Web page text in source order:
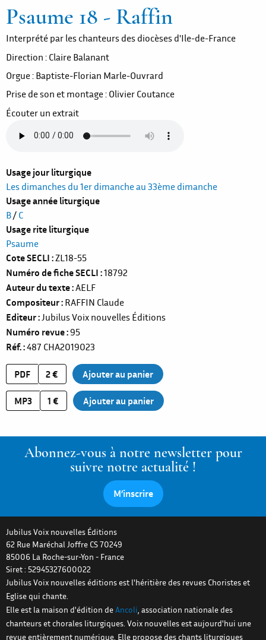
Psaume 18 - Raffin
Interprété par les chanteurs des diocèses d'Ile-de-France
Direction : Claire Balanant
Orgue : Baptiste-Florian Marle-Ouvrard
Prise de son et montage : Olivier Coutance
Écouter un extrait
Usage jour liturgique
Les dimanches du 1er dimanche au 33ème dimanche
Usage année liturgique
B/ C
Usage rite liturgique
Psaume
Cote SECLI ZL18-55
Numéro de fiche SECLI 18792
Auteur du texte AELF
Compositeur RAFFIN Claude
Editeur Jubilus Voix nouvelles Éditions
Numéro revue 95
Réf. 487 CHA2019023
PDF 2 €
MP3 1 €
Abonnez-vous à notre newsletter pour
suivre notre actualité !
M’inscrire
Jubilus Voix nouvelles Éditions
62 Rue Maréchal Joffre CS 70249
85006 La Roche-sur-Yon - France
Siret : 52945327600022
Jubilus Voix nouvelles éditions est l'héritière des revues Choristes et
Eglise qui chante.
Elle est la maison d'édition deAncoli, association nationale des
chanteurs et chorales liturgiques. Voix nouvelles est aujourd'hui une
revue entièrement numérique. Elle propose des chants liturgiques